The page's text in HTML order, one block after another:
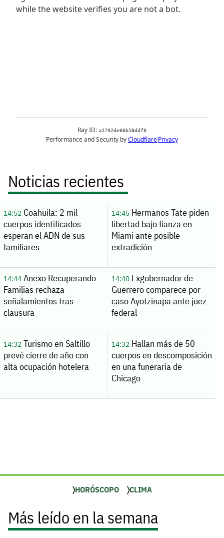
Noticias recientes
14:52Coahuila: 2 mil
cuerpos identificados
esperan el ADN de sus
familiares
14:45Hermanos Tate piden
libertad bajo fianza en
Miami ante posible
extradición
14:44Anexo Recuperando
Familias rechaza
señalamientos tras
clausura
14:40Exgobernador de
Guerrero comparece por
caso Ayotzinapa ante juez
federal
14:32Turismo en Saltillo
prevé cierre de año con
alta ocupación hotelera
14:32Hallan más de 50
cuerpos en descomposición
en una funeraria de
Chicago
HORÓSCOPO CLIMA
Más leído en la semana